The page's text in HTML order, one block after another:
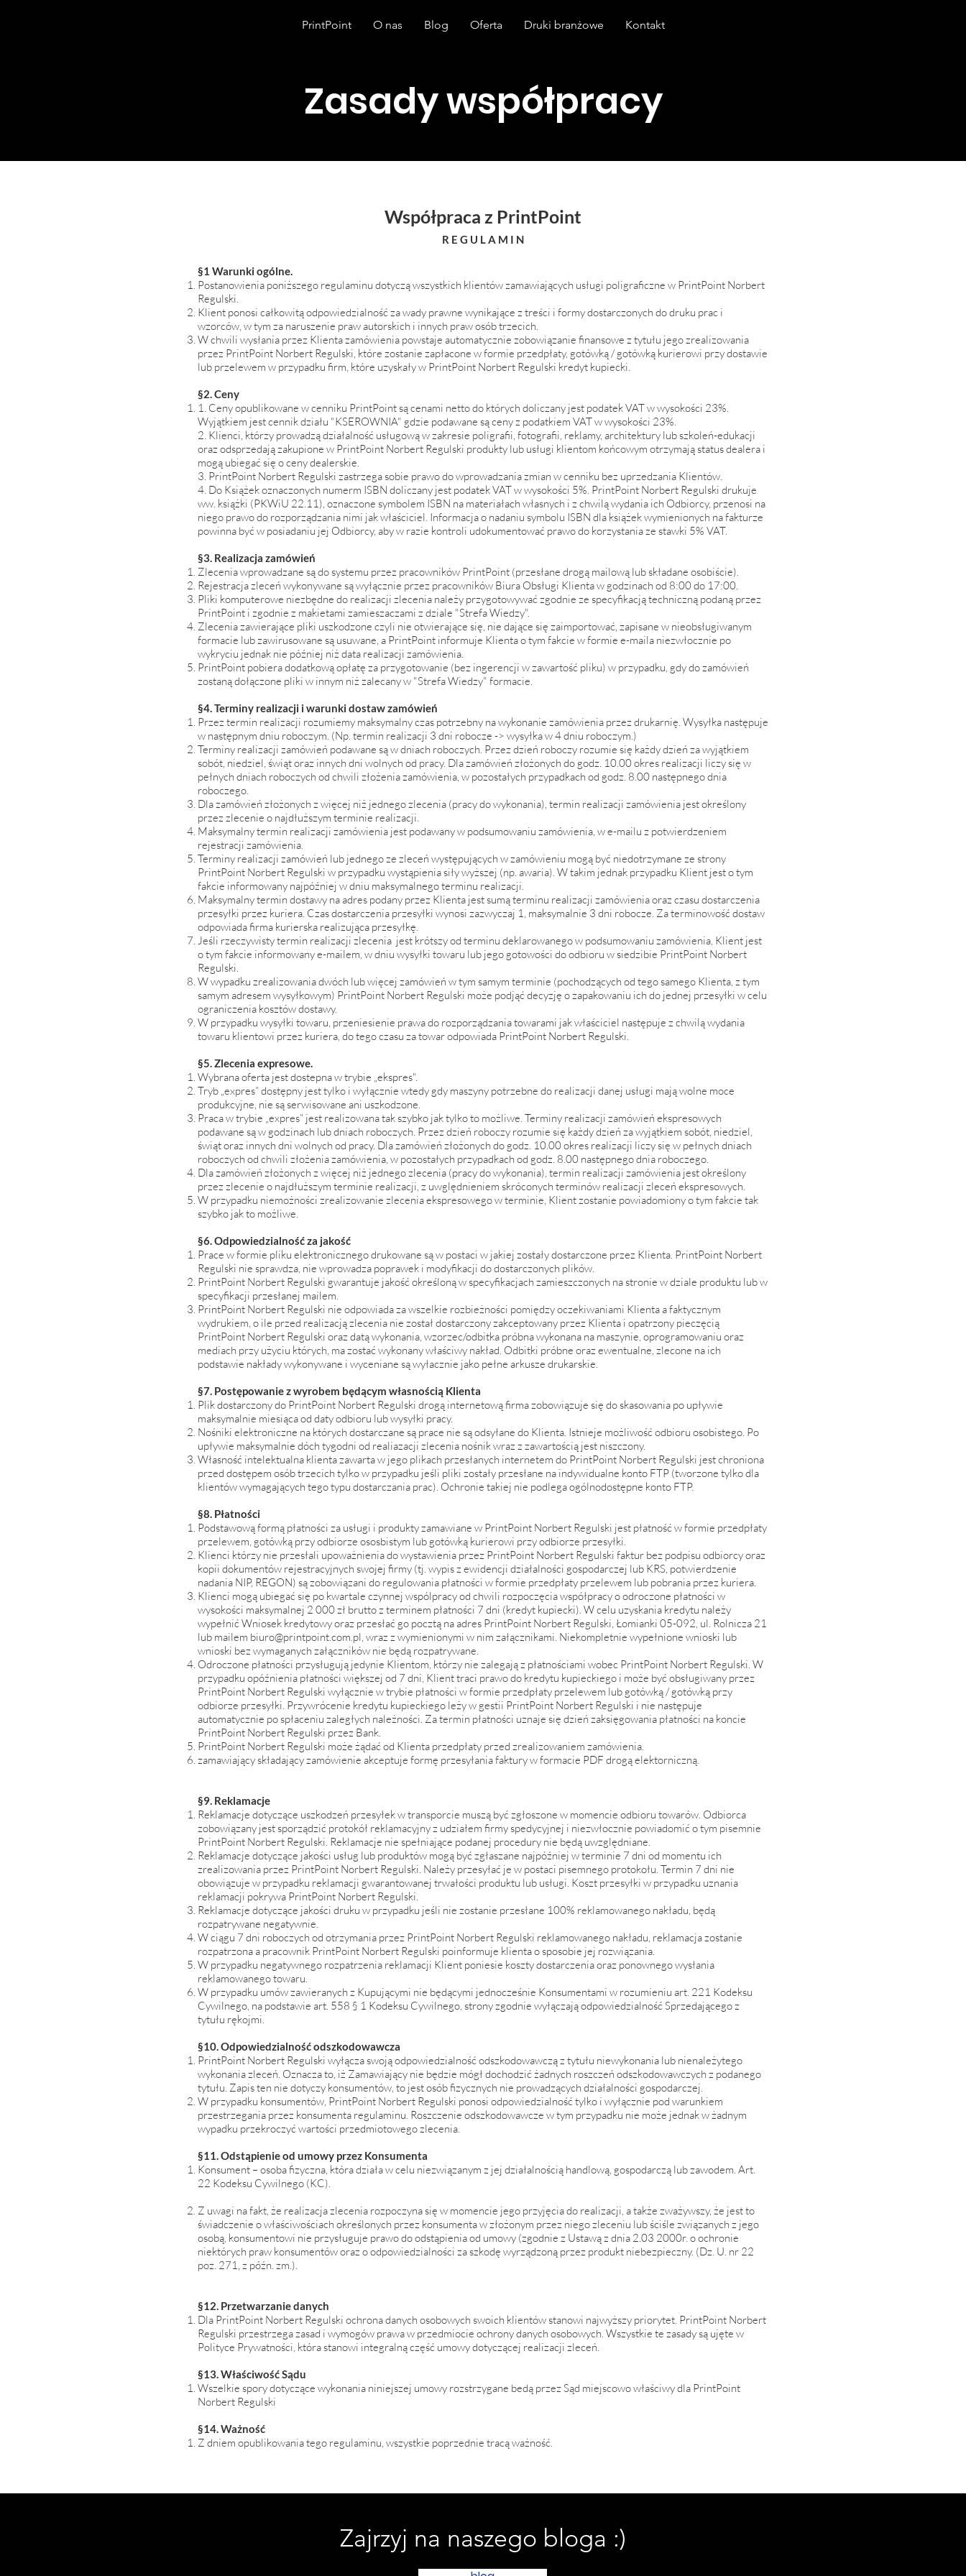
PrintPoint O nas Blog Oferta Druki branżowe Kontakt
Zasady współpracy
Współpraca z PrintPoint
R E G U L A M I N
§1 Warunki ogólne.
Postanowienia poniższego regulaminu dotyczą wszystkich klientów zamawiających usługi poligraficzne w PrintPoint Norbert
Regulski.
Klient ponosi całkowitą odpowiedzialność za wady prawne wynikające z treści i formy dostarczonych do druku prac i
wzorców, w tym za naruszenie praw autorskich i innych praw osób trzecich.
W chwili wysłania przez Klienta zamówienia powstaje automatycznie zobowiązanie finansowe z tytułu jego zrealizowania
przez PrintPoint Norbert Regulski, które zostanie zapłacone w formie przedpłaty, gotówką / gotówką kurierowi przy dostawie
lub przelewem w przypadku firm, które uzyskały w PrintPoint Norbert Regulski kredyt kupiecki.
§2. Ceny
1. Ceny opublikowane w cenniku PrintPoint są cenami netto do których doliczany jest podatek VAT w wysokości 23%.
Wyjątkiem jest cennik działu "KSEROWNIA" gdzie podawane są ceny z podatkiem VAT w wysokości 23%.
2. Klienci, którzy prowadzą działalność usługową w zakresie poligrafii, fotografii, reklamy, architektury lub szkoleń-edukacji
oraz odsprzedają zakupione w PrintPoint Norbert Regulski produkty lub usługi klientom końcowym otrzymają status dealera i
mogą ubiegać się o ceny dealerskie.
3. ​PrintPoint Norbert Regulski zastrzega sobie prawo do wprowadzania zmian w cenniku bez uprzedzania Klientów.
4. Do Książek oznaczonych numerm ISBN doliczany jest podatek VAT w wysokości 5%. PrintPoint Norbert Regulski drukuje
ww. książki (PKWiU 22.11), oznaczone symbolem ISBN na materiałach własnych i z chwilą wydania ich Odbiorcy, przenosi na
niego prawo do rozporządzania nimi jak właściciel. Informacja o nadaniu symbolu ISBN dla książek wymienionych na fakturze
powinna być w posiadaniu jej Odbiorcy, aby w razie kontroli udokumentować prawo do korzystania ze stawki 5% VAT.
§3. Realizacja zamówień
Zlecenia wprowadzane są do systemu przez pracowników PrintPoint (przesłane drogą mailową lub składane osobiście).
Rejestracja zleceń wykonywane są wyłącznie przez pracowników Biura Obsługi Klienta w godzinach od 8:00 do 17:00.
Pliki komputerowe niezbędne do realizacji zlecenia należy przygotowywać zgodnie ze specyfikacją techniczną podaną przez
PrintPoint i zgodnie z makietami zamieszaczami z dziale "Strefa Wiedzy".
Zlecenia zawierające pliki uszkodzone czyli nie otwierające się, nie dające się zaimportować, zapisane w nieobsługiwanym
formacie lub zawirusowane są usuwane, a PrintPoint informuje Klienta o tym fakcie w formie e-maila niezwłocznie po
wykryciu jednak nie później niż data realizacji zamówienia.
PrintPoint pobiera dodatkową opłatę za przygotowanie (bez ingerencji w zawartość pliku) w przypadku, gdy do zamówień
zostaną dołączone pliki w innym niż zalecany w "Strefa Wiedzy" formacie.
§4. Terminy realizacji i warunki dostaw zamówień
Przez termin realizacji rozumiemy maksymalny czas potrzebny na wykonanie zamówienia przez drukarnię. Wysyłka następuje
w następnym dniu roboczym. (Np. termin realizacji 3 dni robocze -> wysyłka w 4 dniu roboczym.)
Terminy realizacji zamówień podawane są w dniach roboczych. Przez dzień roboczy rozumie się każdy dzień za wyjątkiem
sobót, niedziel, świąt oraz innych dni wolnych od pracy. Dla zamówień złożonych do godz. 10.00 okres realizacji liczy się w
pełnych dniach roboczych od chwili złożenia zamówienia, w pozostałych przypadkach od godz. 8.00 następnego dnia
roboczego.
Dla zamówień złożonych z więcej niż jednego zlecenia (pracy do wykonania), termin realizacji zamówienia jest określony
przez zlecenie o najdłuższym terminie realizacji.
Maksymalny termin realizacji zamówienia jest podawany w podsumowaniu zamówienia, w e-mailu z potwierdzeniem
rejestracji zamówienia.
Terminy realizacji zamówień lub jednego ze zleceń występujących w zamówieniu mogą być niedotrzymane ze strony
PrintPoint Norbert Regulski w przypadku wystąpienia siły wyższej (np. awaria). W takim jednak przypadku Klient jest o tym
fakcie informowany najpóźniej w dniu maksymalnego terminu realizacji.
Maksymalny termin dostawy na adres podany przez Klienta jest sumą terminu realizacji zamówienia oraz czasu dostarczenia
przesyłki przez kuriera. Czas dostarczenia przesyłki wynosi zazwyczaj 1, maksymalnie 3 dni robocze. Za terminowość dostaw
odpowiada firma kurierska realizująca przesyłkę.
Jeśli rzeczywisty termin realizacji zlecenia jest krótszy od terminu deklarowanego w podsumowaniu zamówienia, Klient jest
o tym fakcie informowany e-mailem, w dniu wysyłki towaru lub jego gotowości do odbioru w siedzibie PrintPoint Norbert
Regulski.
W wypadku zrealizowania dwóch lub więcej zamówień w tym samym terminie (pochodzących od tego samego Klienta, z tym
samym adresem wysyłkowym) PrintPoint Norbert Regulski może podjąć decyzję o zapakowaniu ich do jednej przesyłki w celu
ograniczenia kosztów dostawy.
W przypadku wysyłki towaru, przeniesienie prawa do rozporządzania towarami jak właściciel następuje z chwilą wydania
towaru klientowi przez kuriera, do tego czasu za towar odpowiada PrintPoint Norbert Regulski.
§5. Zlecenia expresowe.
Wybrana oferta jest dostepna w trybie „ekspres".
Tryb „expres” dostępny jest tylko i wyłącznie wtedy gdy maszyny potrzebne do realizacji danej usługi mają wolne moce
produkcyjne, nie są serwisowane ani uszkodzone.
Praca w trybie „expres” jest realizowana tak szybko jak tylko to możliwe. Terminy realizacji zamówień ekspresowych
podawane są w godzinach lub dniach roboczych. Przez dzień roboczy rozumie się każdy dzień za wyjątkiem sobót, niedziel,
świąt oraz innych dni wolnych od pracy. Dla zamówień złożonych do godz. 10.00 okres realizacji liczy się w pełnych dniach
roboczych od chwili złożenia zamówienia, w pozostałych przypadkach od godz. 8.00 następnego dnia roboczego.
Dla zamówień złożonych z więcej niż jednego zlecenia (pracy do wykonania), termin realizacji zamówienia jest określony
przez zlecenie o najdłuższym terminie realizacji, z uwględnieniem skróconych terminów realizacji zleceń ekspresowych.
W przypadku niemożności zrealizowanie zlecenia ekspresowego w terminie, Klient zostanie powiadomiony o tym fakcie tak
szybko jak to możliwe.
§6. Odpowiedzialność za jakość
Prace w formie pliku elektronicznego drukowane są w postaci w jakiej zostały dostarczone przez Klienta. PrintPoint Norbert
Regulski nie sprawdza, nie wprowadza poprawek i modyfikacji do dostarczonych plików.
PrintPoint Norbert Regulski gwarantuje jakość określoną w specyfikacjach zamieszczonych na stronie w dziale produktu lub w
specyfikacji przesłanej mailem.
PrintPoint Norbert Regulski nie odpowiada za wszelkie rozbieżności pomiędzy oczekiwaniami Klienta a faktycznym
wydrukiem, o ile przed realizacją zlecenia nie został dostarczony zakceptowany przez Klienta i opatrzony pieczęcią
PrintPoint Norbert Regulski oraz datą wykonania, wzorzec/odbitka próbna wykonana na maszynie, oprogramowaniu oraz
mediach przy użyciu których, ma zostać wykonany właściwy nakład. Odbitki próbne oraz ewentualne, zlecone na ich
podstawie nakłady wykonywane i wyceniane są wyłacznie jako pełne arkusze drukarskie.
§7. Postępowanie z wyrobem będącym własnością Klienta
Plik dostarczony do PrintPoint Norbert Regulski drogą internetową firma zobowiązuje się do skasowania po upływie
maksymalnie miesiąca od daty odbioru lub wysyłki pracy.
Nośniki elektroniczne na których dostarczane są prace nie są odsyłane do Klienta. Istnieje możliwość odbioru osobistego. Po
upływie maksymalnie dóch tygodni od realiazacji zlecenia nośnik wraz z zawartością jest niszczony.
Własność intelektualna klienta zawarta w jego plikach przesłanych internetem do PrintPoint Norbert Regulski jest chroniona
przed dostępem osób trzecich tylko w przypadku jeśli pliki zostały przesłane na indywidualne konto FTP (tworzone tylko dla
klientów wymagających tego typu dostarczania prac). Ochronie takiej nie podlega ogólnodostępne konto FTP.
§8. Płatności
Podstawową formą płatności za usługi i produkty zamawiane w PrintPoint Norbert Regulski jest płatność w formie przedpłaty
przelewem, gotówką przy odbiorze ososbistym lub gotówką kurierowi przy odbiorze przesyłki.
Klienci którzy nie przesłali upoważnienia do wystawienia przez PrintPoint Norbert Regulski faktur bez podpisu odbiorcy oraz
kopii dokumentów rejestracyjnych swojej firmy (tj. wypis z ewidencji działalności gospodarczej lub KRS, potwierdzenie
nadania NIP, REGON) są zobowiązani do regulowania płatności w formie przedpłaty przelewem lub pobrania przez kuriera.
Klienci mogą ubiegać się po kwartale czynnej wspólpracy od chwili rozpoczęcia współpracy o odroczone płatności w
wysokości maksymalnej 2 000 zł brutto z terminem płatności 7 dni (kredyt kupiecki). W celu uzyskania kredytu należy
wypełnić Wniosek kredytowy oraz przesłać go pocztą na adres PrintPoint Norbert Regulski, Łomianki 05-092, ul. Rolnicza 21
lub mailem biuro@printpoint.com.pl, wraz z wymienionymi w nim załącznikami. Niekompletnie wypełnione wnioski lub
wnioski bez wymaganych załączników nie będą rozpatrywane.
Odroczone płatności przysługują jedynie Klientom, którzy nie zalegają z płatnościami wobec PrintPoint Norbert Regulski. W
przypadku opóźnienia płatności większej od 7 dni, Klient traci prawo do kredytu kupieckiego i może być obsługiwany przez
PrintPoint Norbert Regulski wyłącznie w trybie płatności w formie przedpłaty przelewem lub gotówką / gotówką przy
odbiorze przesyłki. Przywrócenie kredytu kupieckiego leży w gestii PrintPoint Norbert Regulski i nie następuje
automatycznie po spłaceniu zaległych należności. Za termin płatności uznaje się dzień zaksięgowania płatności na koncie
PrintPoint Norbert Regulski przez Bank.
PrintPoint Norbert Regulski może żądać od Klienta przedpłaty przed zrealizowaniem zamówienia.
zamawiający składający zamówienie akceptuje formę przesyłania faktury w formacie PDF drogą elektorniczną.
§9. Reklamacje
Reklamacje dotyczące uszkodzeń przesyłek w transporcie muszą być zgłoszone w momencie odbioru towarów. Odbiorca
zobowiązany jest sporządzić protokół reklamacyjny z udziałem firmy spedycyjnej i niezwłocznie powiadomić o tym pisemnie
PrintPoint Norbert Regulski. Reklamacje nie spełniające podanej procedury nie będą uwzględniane.
Reklamacje dotyczące jakości usług lub produktów mogą być zgłaszane najpóźniej w terminie 7 dni od momentu ich
zrealizowania przez PrintPoint Norbert Regulski. Należy przesyłać je w postaci pisemnego protokołu. Termin 7 dni nie
obowiązuje w przypadku reklamacji gwarantowanej trwałości produktu lub usługi. Koszt przesyłki w przypadku uznania
reklamacji pokrywa PrintPoint Norbert Regulski.
Reklamacje dotyczące jakości druku w przypadku jeśli nie zostanie przesłane 100% reklamowanego nakładu, będą
rozpatrywane negatywnie.
W ciągu 7 dni roboczych od otrzymania przez PrintPoint Norbert Regulski reklamowanego nakładu, reklamacja zostanie
rozpatrzona a pracownik PrintPoint Norbert Regulski poinformuje klienta o sposobie jej rozwiązania.
W przypadku negatywnego rozpatrzenia reklamacji Klient poniesie koszty dostarczenia oraz ponownego wysłania
reklamowanego towaru.
W przypadku umów zawieranych z Kupującymi nie będącymi jednocześnie Konsumentami w rozumieniu art. 221 Kodeksu
Cywilnego, na podstawie art. 558 § 1 Kodeksu Cywilnego, strony zgodnie wyłączają odpowiedzialność Sprzedającego z
tytułu rękojmi.
§10. Odpowiedzialność odszkodowawcza
PrintPoint Norbert Regulski wyłącza swoją odpowiedzialność odszkodowawczą z tytułu niewykonania lub nienależytego
wykonania zleceń. Oznacza to, iż Zamawiający nie będzie mógł dochodzić żadnych roszczeń odszkodowawczych z podanego
tytułu. Zapis ten nie dotyczy konsumentów, to jest osób fizycznych nie prowadzących działalności gospodarczej.
W przypadku konsumentów, PrintPoint Norbert Regulski ponosi odpowiedzialność tylko i wyłącznie pod warunkiem
przestrzegania przez konsumenta regulaminu. Roszczenie odszkodowawcze w tym przypadku nie może jednak w żadnym
wypadku przekroczyć wartości przedmiotowego zlecenia.
§11. Odstąpienie od umowy przez Konsumenta
Konsument – osoba fizyczna, która działa w celu niezwiązanym z jej działalnością handlową, gospodarczą lub zawodem. Art.
22 Kodeksu Cywilnego (KC).
Z uwagi na fakt, że realizacja zlecenia rozpoczyna się w momencie jego przyjęcia do realizacji, a także zważywszy, że jest to
świadczenie o właściwościach określonych przez konsumenta w złożonym przez niego zleceniu lub ściśle związanych z jego
osobą, konsumentowi nie przysługuje prawo do odstąpienia od umowy (zgodnie z Ustawą z dnia 2.03 2000r. o ochronie
niektórych praw konsumentów oraz o odpowiedzialności za szkodę wyrządzoną przez produkt niebezpieczny. (Dz. U. nr 22
poz. 271, z późn. zm.).
§12. Przetwarzanie danych
Dla PrintPoint Norbert Regulski ochrona danych osobowych swoich klientów stanowi najwyższy priorytet. PrintPoint Norbert
Regulski przestrzega zasad i wymogów prawa w przedmiocie ochrony danych osobowych. Wszystkie te zasady są ujęte w
Polityce Prywatności, która stanowi integralną część umowy dotyczącej realizacji zleceń.
§13. Właściwość Sądu
Wszelkie spory dotyczące wykonania niniejszej umowy rozstrzygane bedą przez Sąd miejscowo właściwy dla PrintPoint
Norbert Regulski
§14. Ważność
Z dniem opublikowania tego regulaminu, wszystkie poprzednie tracą ważność.
Zajrzyj na naszego bloga :)